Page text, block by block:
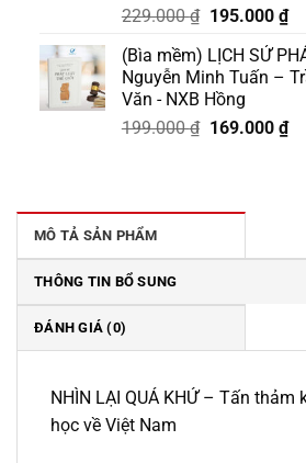
229.000₫ Giá
là:
229.000 ₫.
195.000 ₫Giá
tại
là:
(Bìa mềm) LỊCH SỬ
Nguyễn Minh Tuấn –
Văn - NXB Hồng
199.000₫ Giá
169.000 ₫Giá
MÔ TẢ SẢN PHẨM
THÔNG TIN BỔ SUNG
ĐÁNH GIÁ (0)
NHÌN LẠI QUÁ KHỨ – Tấn thảm
học về Việt Nam